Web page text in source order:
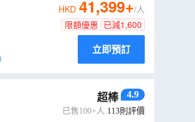
HKD 41,399+/人
限額優惠 已減1,600
立即預訂
超棒 4.9
已售100+人 113則評價